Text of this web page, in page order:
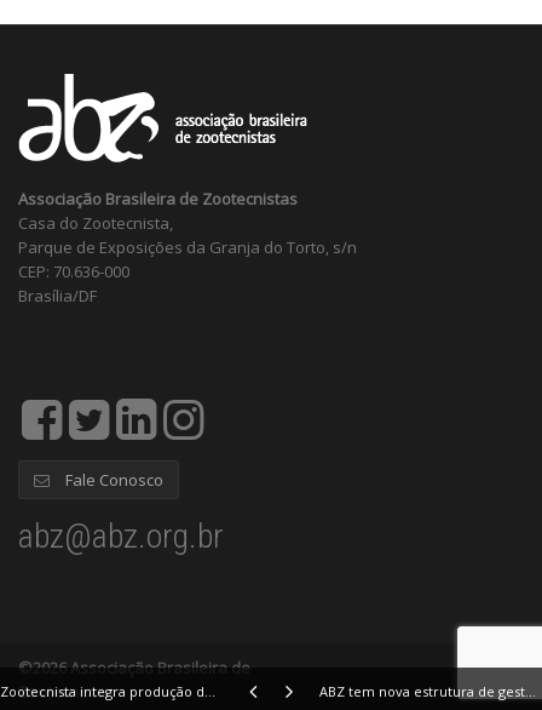
Zootecnista integra produção de glossário zootécnico educativo ABZ tem nova estrutura de gestão institucional
Associação Brasileira de Zootecnistas
Casa do Zootecnista,
Parque de Exposições da Granja do Torto, s/n
CEP: 70.636-000
Brasília/DF
Fale Conosco
abz@abz.org.br
©2026 Associação Brasileira de
Zootecnistas